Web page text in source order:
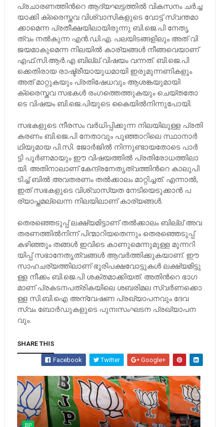
പ്ര​ചാ​ര​ണ​ത്തി​ന്‍റെ ആ​ദ്യ​ഘ​ട്ട​ത്തി​ൽ വി​ക​സ​നം ച​ർ​ച്ച​
യാ​ക്കി ക്രൈ​സ്ത​വ വി​ശ്വാ​സി​ക​ളു​ടെ വോ​ട്ട്​ സ്വ​ന്ത​മാ​
ക്കാ​മെ​ന്ന പ്ര​തീ​ക്ഷ​യി​ലാ​യി​രു​ന്നു ബി.​ജെ.​പി നേ​തൃ​
ത്വം ന​ൽ​കു​ന്ന എ​ൻ.​ഡി.​എ. പ​ല​യി​ട​ങ്ങ​ളി​ലും അ​ത്​ വി​
ജ​യ​മാ​കു​മെ​ന്ന നി​ല​യി​ൽ കാ​ര്യ​ങ്ങ​ൾ നീ​ങ്ങ​വെ​യാ​ണ്​
എ​ഫ്.​സി.​ആ​ർ.​എ ബി​ല്ല്​ വി​ഷ​യം വ​ന്ന​ത്. ബി.​ജെ.​പി​
ക്കെ​തി​രാ​യ രാ​ഷ്ട്രീ​യാ​യു​ധ​മാ​യി ഇ​രു​മു​ന്ന​ണി​ക​ളും
അ​ത്​ മാ​റ്റു​ക​യും പ്ര​തി​ഷേ​ധ​വും ആ​ശ​ങ്ക​യു​മാ​യി
ക്രൈ​സ്ത​വ സ​ഭ​ക​ൾ രം​ഗ​ത്തെ​ത്തു​ക​യും ചെ​യ്ത​തോ​
ടെ വി​ഷ​യം ബി.​ജെ.​പി​യു​ടെ കൈ​യി​ൽ​നി​ന്നു​പോ​യി.
സ​ഭ​ക​ളു​ടെ നീ​ര​സം വ​ർ​ധി​പ്പി​ക്കു​ന്ന നി​ല​യി​ലു​ള്ള പ്ര​തി​
ക​ര​ണം ബി.​ജെ.​പി നേ​താ​വും പൂ​ഞ്ഞാ​റി​ലെ സ്ഥാ​നാ​ർ​
ഥി​യു​മാ​യ പി.​സി. ജോ​ർ​ജി​ൽ നി​ന്നു​ണ്ടാ​യ​തോ​ടെ പാ​ർ​
ട്ടി പൂ​ർ​ണ​മാ​യും ഈ ​വി​ഷ​യ​ത്തി​ൽ പ്ര​തി​രോ​ധ​ത്തി​ലാ​
യി. അ​തി​നാ​ലാ​ണ്​ കേ​ന്ദ്ര​നേ​തൃ​ത്വ​ത്തി​ന്‍റെ കാ​ലു​പി​
ടി​ച്ച്​ ബി​ൽ അ​വ​ത​ര​ണം ത​ൽ​ക്കാ​ലം മാ​റ്റി​ച്ച​ത്. എ​ന്നാ​ൽ,
ഇ​ത്​ സ​ഭ​ക​ളു​ടെ വി​ശ്വാ​സ്യ​ത നേ​ടി​യെ​ടു​ക്കാ​ൻ പ​
ര്യാ​പ്ത​മ​ല്ലെ​ന്ന നി​ല​യി​ലാ​ണ്​ കാ​ര്യ​ങ്ങ​ൾ.
തെ​ര​ഞ്ഞെ​ടു​പ്പ്​ ല​ക്ഷ്യ​മി​ട്ടാ​ണ്​ ത​ൽ​ക്കാ​ലം ബി​ല്ല്​ അ​വ​
ത​ര​ണ​ത്തി​ൽ​നി​ന്ന് പി​ന്മാ​റി​യ​​തെ​ന്നും തെ​ര​ഞ്ഞെ​ടു​പ്പ്​
ക​ഴി​ഞ്ഞും ത​ങ്ങ​ൾ ഇ​വി​ടെ കാ​ണു​മെ​ന്നു​മു​ള്ള മു​ന്ന​റി​
യി​പ്പ്​ സ​ഭാ​നേ​തൃ​ത്വ​ങ്ങ​ൾ ആ​വ​ർ​ത്തി​ക്കു​ക​യാ​ണ്. ഈ ​
സാ​ഹ​ച​ര്യ​ത്തി​ലാ​ണ്​ ഭൂ​രി​പ​ക്ഷ​വോ​ട്ടു​ക​ൾ ല​ക്ഷ്യ​മി​ട്ടു​
ള്ള നീ​ക്കം ബി.​ജെ.​പി ശ​ക്​​ത​മാ​ക്കി​യ​ത്. അ​തി​ന്‍റെ ഭാ​ഗ​
മാ​ണ്​ പ്ര​ക​ട​ന​പ​ത്രി​ക​യി​ലെ ശ​ബ​രി​മ​ല സ്വ​ർ​ണ​ക്കൊ​
ള്ള സി.​ബി.​ഐ അ​ന്വേ​ഷ​ണ പ്ര​ഖ്യാ​പ​ന​വും ദേ​വ​
സ്വം ബോ​ർ​ഡു​ക​ളു​ടെ പു​നഃ​സം​ഘ​ട​ന പ്ര​ഖ്യാ​പ​ന​
വും.
SHARE THIS
Facebook Twitter Google+
BJP